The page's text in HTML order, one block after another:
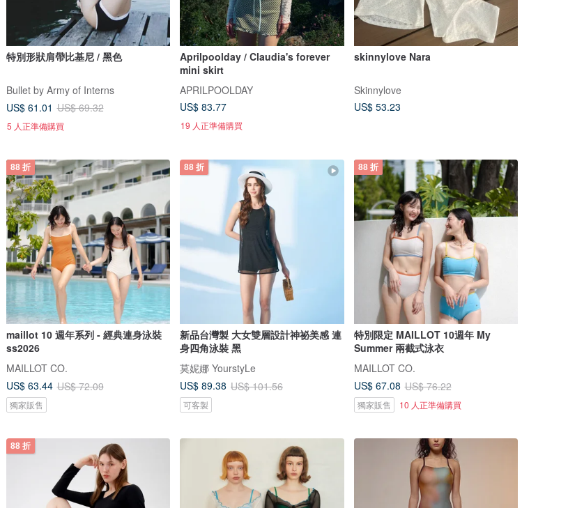
特別形狀肩帶比基尼 / 黑色
Bullet by Army of Interns
US$ 61.01 US$ 69.32
5 人正準備購買
Aprilpoolday / Claudia's forever
mini skirt
APRILPOOLDAY
US$ 83.77
19 人正準備購買
skinnylove Nara
Skinnylove
US$ 53.23
88 折
maillot 10 週年系列 - 經典連身泳裝
ss2026
MAILLOT CO.
US$ 63.44 US$ 72.09
獨家販售
88 折
新品台灣製 大女雙層設計神祕美感 連
身四角泳裝 黑
莫妮娜 YourstyLe
US$ 89.38 US$ 101.56
可客製
88 折
特別限定 MAILLOT 10週年 My
Summer 兩截式泳衣
MAILLOT CO.
US$ 67.08 US$ 76.22
獨家販售 10 人正準備購買
88 折